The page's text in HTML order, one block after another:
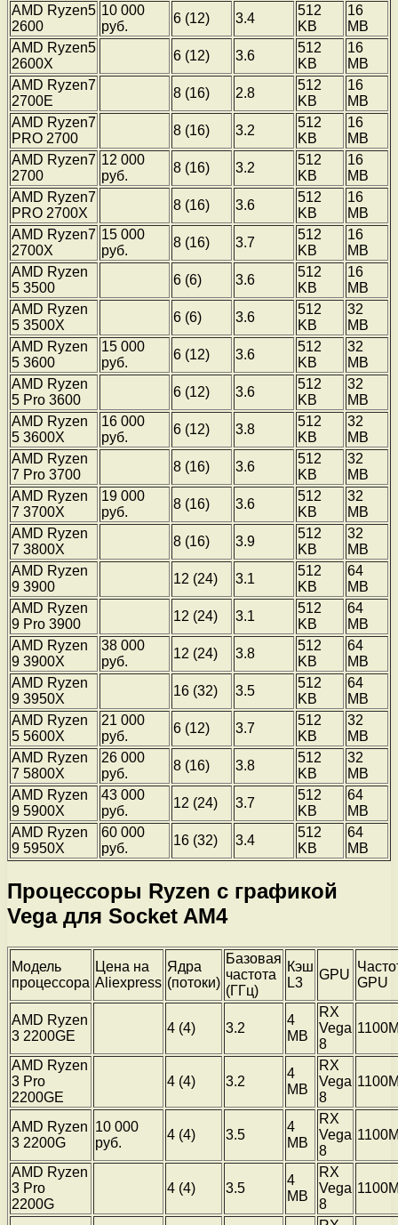
AMD Ryzen5
2600
10 000
руб.
6 (12) 3.4
512
KB
16
MB
AMD Ryzen5
2600X
6 (12) 3.6
512
KB
16
MB
AMD Ryzen7
2700E
8 (16) 2.8
512
KB
16
MB
AMD Ryzen7
PRO 2700
8 (16) 3.2
512
KB
16
MB
AMD Ryzen7
2700
12 000
руб.
8 (16) 3.2
512
KB
16
MB
AMD Ryzen7
PRO 2700X
8 (16) 3.6
512
KB
16
MB
AMD Ryzen7
2700X
15 000
руб.
8 (16) 3.7
512
KB
16
MB
AMD Ryzen
5 3500
6 (6) 3.6
512
KB
16
MB
AMD Ryzen
5 3500X
6 (6) 3.6
512
KB
32
MB
AMD Ryzen
5 3600
15 000
руб.
6 (12) 3.6
512
KB
32
MB
AMD Ryzen
5 Pro 3600
6 (12) 3.6
512
KB
32
MB
AMD Ryzen
5 3600X
16 000
руб.
6 (12) 3.8
512
KB
32
MB
AMD Ryzen
7 Pro 3700
8 (16) 3.6
512
KB
32
MB
AMD Ryzen
7 3700X
19 000
руб.
8 (16) 3.6
512
KB
32
MB
AMD Ryzen
7 3800X
8 (16) 3.9
512
KB
32
MB
AMD Ryzen
9 3900
12 (24) 3.1
512
KB
64
MB
AMD Ryzen
9 Pro 3900
12 (24) 3.1
512
KB
64
MB
AMD Ryzen
9 3900X
38 000
руб.
12 (24) 3.8
512
KB
64
MB
AMD Ryzen
9 3950X
16 (32) 3.5
512
KB
64
MB
AMD Ryzen
5 5600X
21 000
руб.
6 (12) 3.7
512
KB
32
MB
AMD Ryzen
7 5800X
26 000
руб.
8 (16) 3.8
512
KB
32
MB
AMD Ryzen
9 5900X
43 000
руб.
12 (24) 3.7
512
KB
64
MB
AMD Ryzen
9 5950X
60 000
руб.
16 (32) 3.4
512
KB
64
MB
Процессоры Ryzen с графикой
Vega для Socket AM4
Модель
процессора
Цена на
Aliexpress
Ядра
(потоки)
Базовая
частота
(ГГц)
Кэш
L3
GPU
GPU
AMD Ryzen
3 2200GE
4 (4) 3.2
4
MB
RX
Vega
8
AMD Ryzen
3 Pro
2200GE
4 (4) 3.2
4
MB
RX
Vega
8
AMD Ryzen
3 2200G
10 000
руб.
4 (4) 3.5
4
MB
RX
Vega
8
AMD Ryzen
3 Pro
2200G
4 (4) 3.5
4
MB
RX
Vega
8